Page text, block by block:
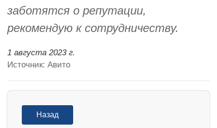
заботятся о репутации,
рекомендую к сотрудничеству.
1 августа 2023 г.
Источник: Авито
Назад